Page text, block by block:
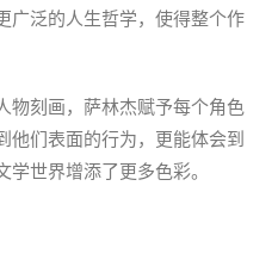
广泛的人生哲学，使得整个作
物刻画，萨林杰赋予每个角色
他们表面的行为，更能体会到
世界增添了更多色彩。